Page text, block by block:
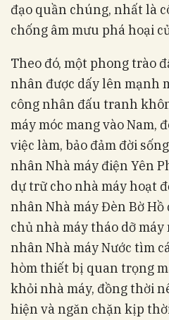
đạo quần chúng, nhất là
chống âm mưu phá hoại
Theo đó, một phong trào
nhân được dấy lên mạnh
công nhân đấu tranh
máy móc mang vào Nam,
việc làm, bảo đảm đời
nhân Nhà máy điện Yên
dự trữ cho nhà máy hoạt
nhân Nhà máy Đèn Bờ
chủ nhà máy tháo dỡ máy
nhân Nhà máy Nước tìm
hòm thiết bị quan trọng
khỏi nhà máy, đồng thời
hiện và ngăn chặn kịp